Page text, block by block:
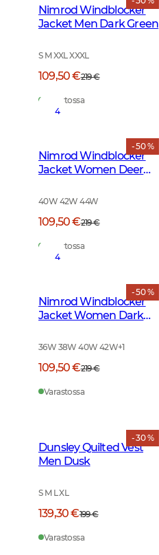
Nimrod Windblocker
Jacket Men Dark Green
S M XXL XXXL
109,50 €219 €
Varastossa
- 50 %
4
Nimrod Windblocker
Jacket Women Deer
40W 42W 44W
109,50 €219 €
Varastossa
- 50 %
4
Nimrod Windblocker
Jacket Women Dark
36W 38W 40W 42W+1
109,50 €219 €
Varastossa
- 30 %
Dunsley Quilted Vest
Men Dusk
S M L XL
139,30 €199 €
Varastossa